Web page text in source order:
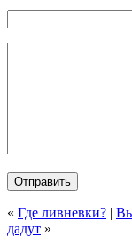
« Где ливневки? |
дадут »